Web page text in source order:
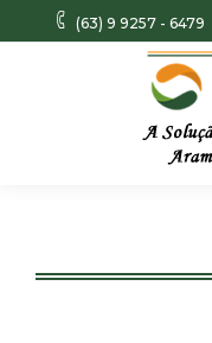
(63) 9 9257 - 6479